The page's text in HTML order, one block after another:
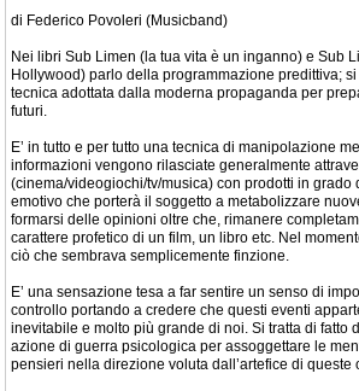
di Federico Povoleri (Musicband)
Nei libri Sub Limen (la tua vita è un inganno) e Sub
Hollywood) parlo della programmazione predittiva;
tecnica adottata dalla moderna propaganda per
futuri.
E’ in tutto e per tutto una tecnica di manipolazione
informazioni vengono rilasciate generalmente
(cinema/videogiochi/tv/musica) con prodotti in grado
emotivo che porterà il soggetto a metabolizzare
formarsi delle opinioni oltre che, rimanere
carattere profetico di un film, un libro etc. Nel
ciò che sembrava semplicemente finzione.
E’ una sensazione tesa a far sentire un senso di
controllo portando a credere che questi eventi
inevitabile e molto più grande di noi. Si tratta di fatto
azione di guerra psicologica per assoggettare le
pensieri nella direzione voluta dall’artefice di queste